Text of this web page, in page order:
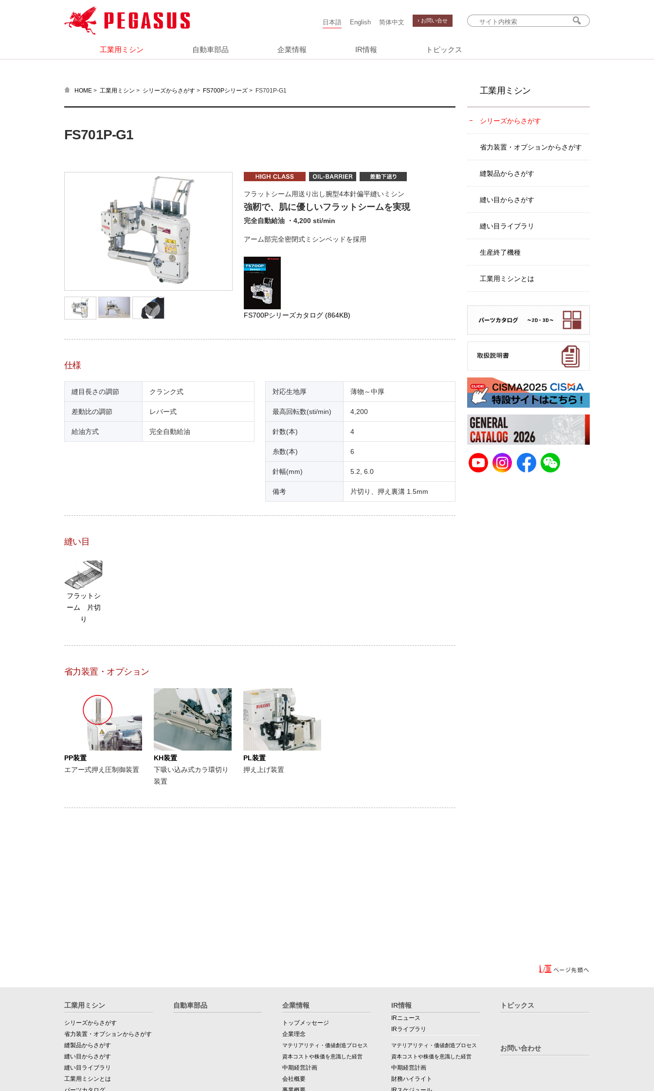
日本語 English 简体中文 › お問い合せ
工業用ミシン 自動車部品 企業情報 IR情報 トピックス
HOME > 工業用ミシン > シリーズからさがす > FS700Pシリーズ > FS701P-G1
FS701P-G1
フラットシーム用送り出し腕型4本針偏平縫いミシン
強靭で、肌に優しいフラットシームを実現
完全自動給油 ・4,200 sti/min
アーム部完全密閉式ミシンベッドを採用
FS700Pシリーズカタログ (864KB)
仕様
縫目長さの調節 クランク式
差動比の調節 レバー式
給油方式 完全自動給油
対応生地厚 薄物～中厚
最高回転数(sti/min) 4,200
針数(本) 4
糸数(本) 6
針幅(mm) 5.2, 6.0
備考 片切り、押え裏溝 1.5mm
縫い目
フラットシ
ーム 片切
り
省力装置・オプション
PP装置
エアー式押え圧制御装置
KH装置
下吸い込み式カラ環切り
装置
PL装置
押え上げ装置
工業用ミシン
シリーズからさがす
省力装置・オプションからさがす
縫製品からさがす
縫い目からさがす
縫い目ライブラリ
生産終了機種
工業用ミシンとは
工業用ミシン
シリーズからさがす
省力装置・オプションからさがす
縫製品からさがす
縫い目からさがす
縫い目ライブラリ
工業用ミシンとは
自動車部品 企業情報
トップメッセージ
企業理念
マテリアリティ・価値創造プロセス
資本コストや株価を意識した経営
中期経営計画
会社概要
IR情報
IRニュース
IRライブラリ
マテリアリティ・価値創造プロセス
資本コストや株価を意識した経営
中期経営計画
財務ハイライト
トピックス
お問い合わせ